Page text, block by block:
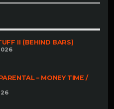
II (BEHIND BARS)
– MONEY TIME /